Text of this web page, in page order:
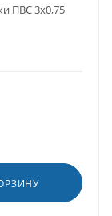
ПВС 3х0,75